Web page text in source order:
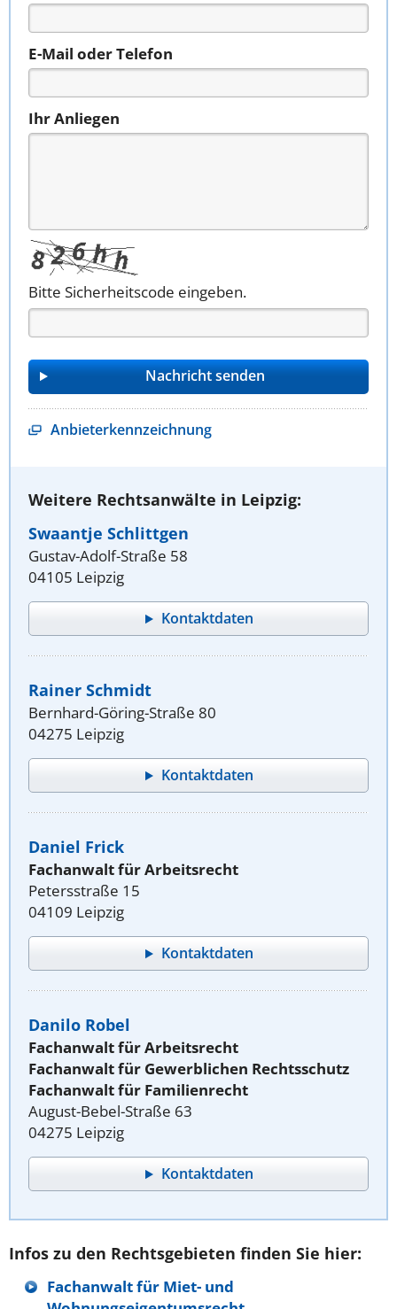
E-Mail oder Telefon
Ihr Anliegen
Bitte Sicherheitscode eingeben.
Anbieterkennzeichnung
Weitere Rechtsanwälte in Leipzig:
Swaantje Schlittgen
Gustav-Adolf-Straße 58
04105 Leipzig
Kontaktdaten
Rainer Schmidt
Bernhard-Göring-Straße 80
04275 Leipzig
Kontaktdaten
Daniel Frick
Fachanwalt für Arbeitsrecht
Petersstraße 15
04109 Leipzig
Kontaktdaten
Danilo Robel
Fachanwalt für Arbeitsrecht
Fachanwalt für Gewerblichen Rechtsschutz
Fachanwalt für Familienrecht
August-Bebel-Straße 63
04275 Leipzig
Kontaktdaten
Infos zu den Rechtsgebieten finden Sie hier:
Fachanwalt für Miet- und